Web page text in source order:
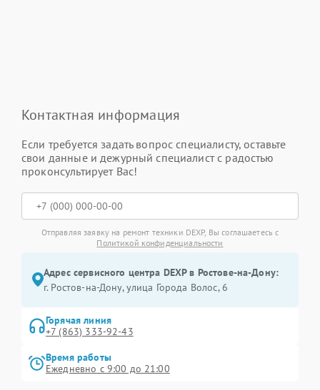
Контактная информация
Если требуется задать вопрос специалисту, оставьте
свои данные и дежурный специалист с радостью
проконсультирует Вас!
Отправляя заявку на ремонт техники DEXP, Вы соглашаетесь с
Политикой конфиденциальности
Адрес сервисного центра DEXP в Ростове-на-Дону:
г. Ростов-на-Дону, улица Города Волос, 6
Горячая линия
+7 (863) 333-92-43
Время работы
Ежедневно с 9:00 до 21:00